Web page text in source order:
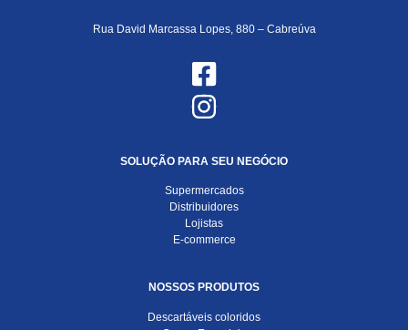
Rua David Marcassa Lopes, 880 – Cabreúva
SOLUÇÃO PARA SEU NEGÓCIO
Supermercados
Distribuidores
Lojistas
E-commerce
NOSSOS PRODUTOS
Descartáveis coloridos